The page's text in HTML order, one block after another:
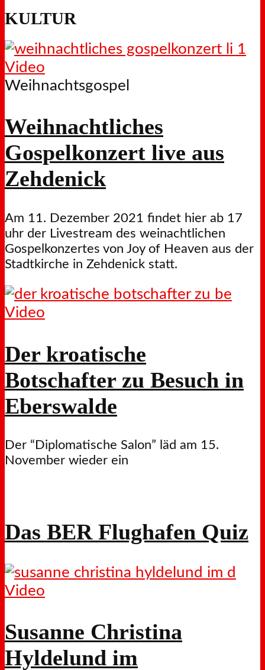
KULTUR
Video
Weihnachtsgospel
Weihnachtliches
Gospelkonzert live aus
Zehdenick
Am 11. Dezember 2021 findet hier ab 17
uhr der Livestream des weinachtlichen
Gospelkonzertes von Joy of Heaven aus der
Stadtkirche in Zehdenick statt.
Video
Der kroatische
Botschafter zu Besuch in
Eberswalde
Der “Diplomatische Salon” läd am 15.
November wieder ein
Das BER Flughafen Quiz
Video
Susanne Christina
Hyldelund im